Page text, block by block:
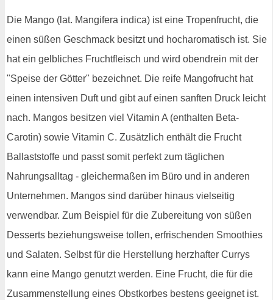
Die Mango (lat. Mangifera indica) ist eine Tropenfrucht, die
einen süßen Geschmack besitzt und hocharomatisch ist. Sie
hat ein gelbliches Fruchtfleisch und wird obendrein mit der
"Speise der Götter" bezeichnet. Die reife Mangofrucht hat
einen intensiven Duft und gibt auf einen sanften Druck leicht
nach. Mangos besitzen viel Vitamin A (enthalten Beta-
Carotin) sowie Vitamin C. Zusätzlich enthält die Frucht
Ballaststoffe und passt somit perfekt zum täglichen
Nahrungsalltag - gleichermaßen im Büro und in anderen
Unternehmen. Mangos sind darüber hinaus vielseitig
verwendbar. Zum Beispiel für die Zubereitung von süßen
Desserts beziehungsweise tollen, erfrischenden Smoothies
und Salaten. Selbst für die Herstellung herzhafter Currys
kann eine Mango genutzt werden. Eine Frucht, die für die
Zusammenstellung eines Obstkorbes bestens geeignet ist.